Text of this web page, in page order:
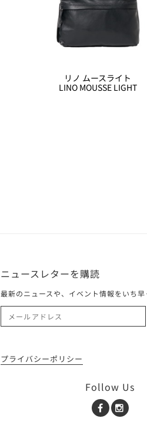
リノ ムースライト
LINO MOUSSE LIGHT
ニュースレターを購読
最新のニュースや、イベント情報をいち早
プライバシーポリシー
Follow Us